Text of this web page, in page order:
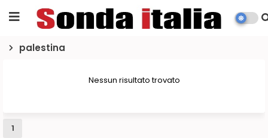
palestina
Nessun risultato trovato
1